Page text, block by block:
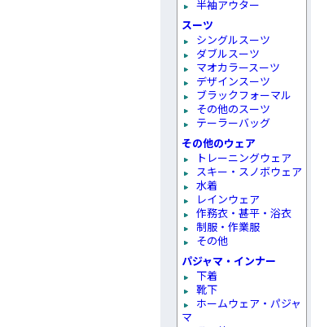
半袖アウター
スーツ
シングルスーツ
ダブルスーツ
マオカラースーツ
デザインスーツ
ブラックフォーマル
その他のスーツ
テーラーバッグ
その他のウェア
トレーニングウェア
スキー・スノボウェア
水着
レインウェア
作務衣・甚平・浴衣
制服・作業服
その他
パジャマ・インナー
下着
靴下
ホームウェア・パジャ
マ